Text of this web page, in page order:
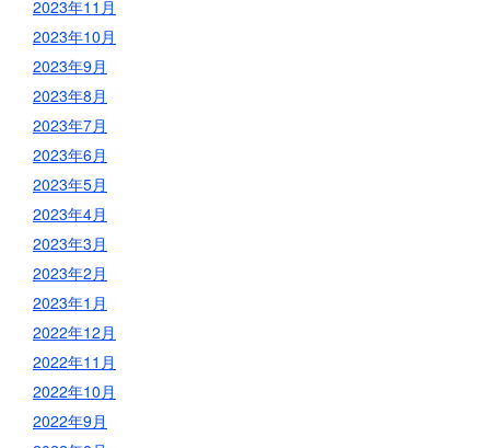
2023年11月
2023年10月
2023年9月
2023年8月
2023年7月
2023年6月
2023年5月
2023年4月
2023年3月
2023年2月
2023年1月
2022年12月
2022年11月
2022年10月
2022年9月